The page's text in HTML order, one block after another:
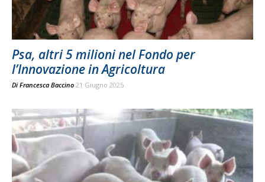
Psa, altri 5 milioni nel Fondo per
l’Innovazione in Agricoltura
Di Francesca Baccino 21 Giugno 2025